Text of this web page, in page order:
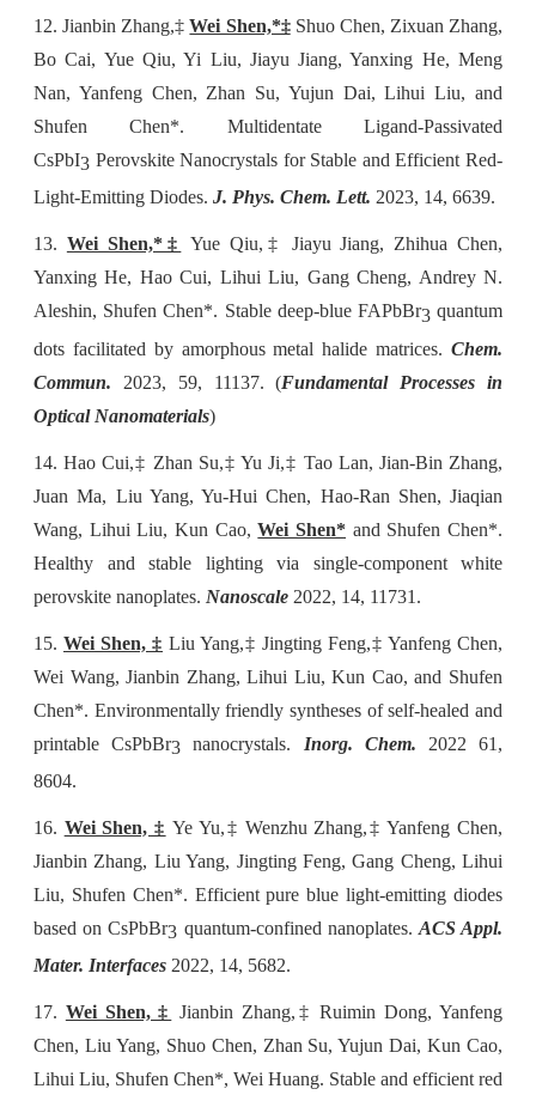
12. Jianbin Zhang,‡Wei Shen,*‡Shuo Chen, Zixuan Zhang,
Bo Cai, Yue Qiu, Yi Liu, Jiayu Jiang, Yanxing He, Meng
Nan, Yanfeng Chen, Zhan Su, Yujun Dai, Lihui Liu, and
Shufen Chen*. Multidentate Ligand-Passivated
CsPbI3 Perovskite Nanocrystals for Stable and Efficient Red-
Light-Emitting Diodes. J. Phys. Chem. Lett. 2023, 14, 6639.
13. Wei Shen,*‡
Yue Qiu,‡ Jiayu Jiang, Zhihua Chen,
Yanxing He, Hao Cui, Lihui Liu, Gang Cheng, Andrey N.
Aleshin, Shufen Chen*. Stable deep-blue FAPbBr3 quantum
dots facilitated by amorphous metal halide matrices. Chem.
Commun. 2023, 59, 11137. (Fundamental Processes in
Optical Nanomaterials)
14. Hao Cui,‡ Zhan Su,‡ Yu Ji,‡ Tao Lan, Jian-Bin Zhang,
Juan Ma, Liu Yang, Yu-Hui Chen, Hao-Ran Shen, Jiaqian
Wang, Lihui Liu, Kun Cao,Wei Shen* and Shufen Chen*.
Healthy and stable lighting via single-component white
perovskite nanoplates. Nanoscale 2022, 14, 11731.
15. Wei Shen, ‡ Liu Yang,‡ Jingting Feng,‡ Yanfeng Chen,
Wei Wang, Jianbin Zhang, Lihui Liu, Kun Cao, and Shufen
Chen*. Environmentally friendly syntheses of self-healed and
printable CsPbBr3 nanocrystals. Inorg. Chem. 2022 61,
8604.
16. Wei Shen, ‡ Ye Yu,‡ Wenzhu Zhang,‡ Yanfeng Chen,
Jianbin Zhang, Liu Yang, Jingting Feng, Gang Cheng, Lihui
Liu, Shufen Chen*. Efficient pure blue light-emitting diodes
based on CsPbBr3 quantum-confined nanoplates. ACS Appl.
Mater. Interfaces 2022, 14, 5682.
17. Wei Shen, ‡ Jianbin Zhang,‡ Ruimin Dong, Yanfeng
Chen, Liu Yang, Shuo Chen, Zhan Su, Yujun Dai, Kun Cao,
Lihui Liu, Shufen Chen*, Wei Huang. Stable and efficient red